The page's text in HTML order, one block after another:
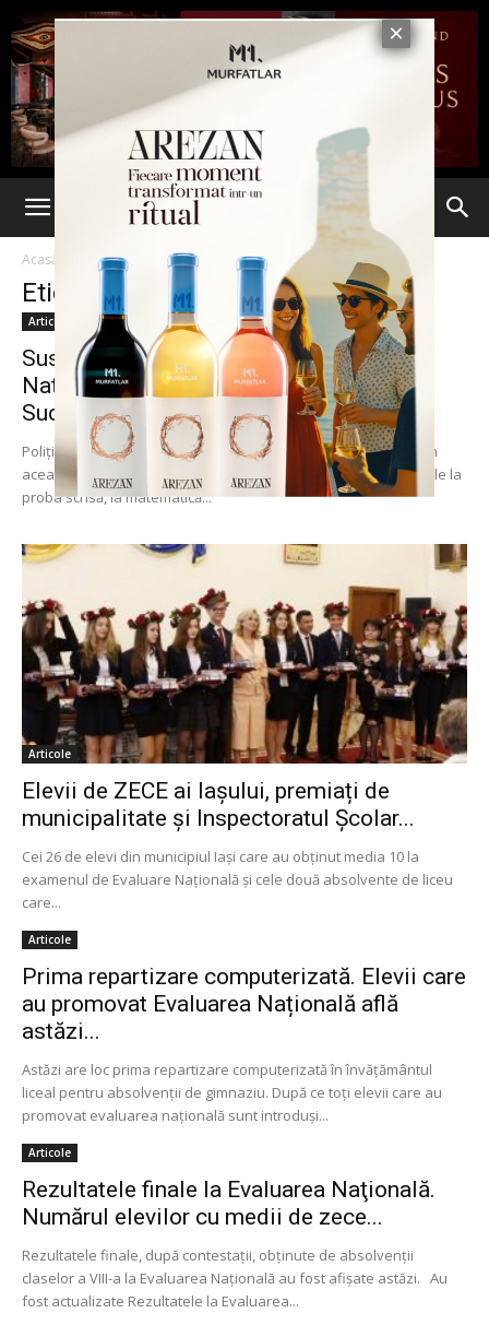
Acasă Etichete Evaluarea Nationala
Etichetă: Evaluarea Nationala
Articole
Suspiciune de fraudă la Evaluarea
Națională. Beizadeaua unui primar din
Suceava,...
Poliţia anchetează o posibilă fraudă la Evaluarea Naţională din
această vară. Mai precis la Suceava au fost descoperite lucrările la
proba scrisă, la matematică...
Articole
Elevii de ZECE ai Iașului, premiați de
municipalitate și Inspectoratul Școlar...
Cei 26 de elevi din municipiul Iași care au obținut media 10 la
examenul de Evaluare Națională și cele două absolvente de liceu
care...
Articole
Prima repartizare computerizată. Elevii care
au promovat Evaluarea Națională află
astăzi...
Astăzi are loc prima repartizare computerizată în învățământul
liceal pentru absolvenții de gimnaziu. După ce toţi elevii care au
promovat evaluarea naţională sunt introduşi...
Articole
Rezultatele finale la Evaluarea Naţională.
Numărul elevilor cu medii de zece...
Rezultatele finale, după contestaţii, obţinute de absolvenţii
claselor a VIII-a la Evaluarea Naţională au fost afişate astăzi. Au
fost actualizate Rezultatele la Evaluarea...